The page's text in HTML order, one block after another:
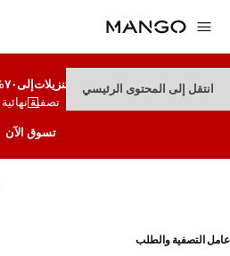
انتقل إلى المحتوى الرئيسي تنزيلاتإلى٧٠%
تصفية نهائية
تسوق الآن
عامل التصفية والطلب